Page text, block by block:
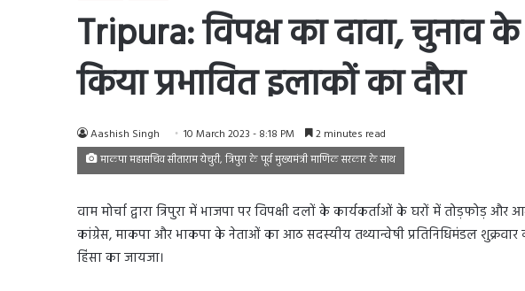
Tripura: विपक्ष का दावा, चुनाव
किया प्रभावित इलाकों का दौरा
Aashish Singh 10 March 2023 - 8:18 PM 2 minutes read
माकपा महासचिव सीताराम येचुरी, त्रिपुरा के पूर्व मुख्यमंत्री माणिक सरकार के साथ
वाम मोर्चा द्वारा त्रिपुरा में भाजपा पर विपक्षी दलों के कार्यकर्ताओं के घरों में तोड़फोड़
कांग्रेस, माकपा और भाकपा के नेताओं का आठ सदस्यीय तथ्यान्वेषी प्रतिनिधिमंडल
हिंसा का जायजा।